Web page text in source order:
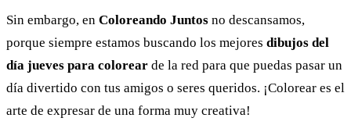
Sin embargo, en Coloreando Juntos no descansamos,
porque siempre estamos buscando los mejores dibujos del
día jueves para colorear de la red para que puedas pasar un
día divertido con tus amigos o seres queridos. ¡Colorear es el
arte de expresar de una forma muy creativa!